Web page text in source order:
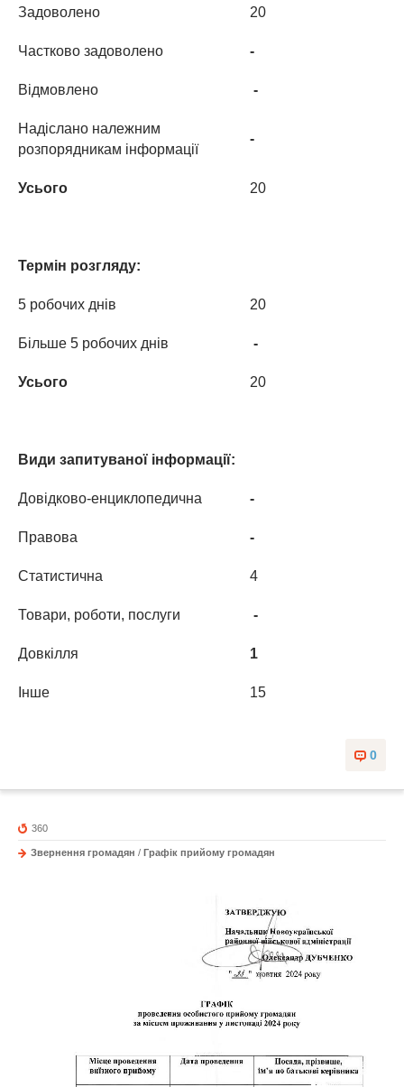
Задоволено 20
Частково задоволено -
Відмовлено -
Надіслано належним
розпорядникам інформації
-
Усього 20
Термін розгляду:
5 робочих днів 20
Більше 5 робочих днів -
Усього 20
Види запитуваної інформації:
Довідково-енциклопедична -
Правова -
Статистична 4
Товари, роботи, послуги -
Довкілля 1
Інше 15
0
360
Звернення громадян / Графік прийому громадян